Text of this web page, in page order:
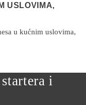
USLOVIMA,
u kućnim uslovima,
i